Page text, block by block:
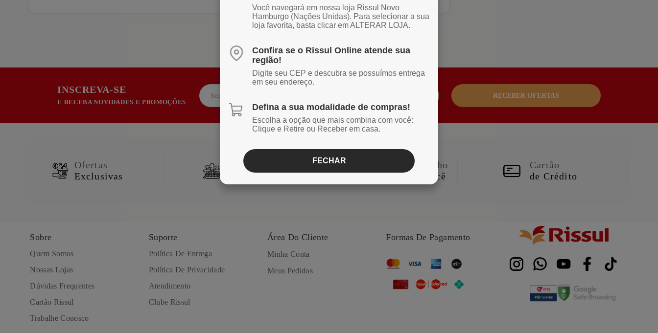
INSCREVA-SE
E RECEBA NOVIDADES E PROMOÇÕES
RECEBER OFERTAS
Ofertas
Exclusivas
Produtos
Fresquinhos
Pertinho
De você
Cartão
de Crédito
Sobre
Quem Somos
Nossas Lojas
Dúvidas Frequentes
Cartão Rissul
Trabalhe Conosco
Suporte
Política De Entrega
Política De Privacidade
Atendimento
Clube Rissul
Área Do Cliente
Minha Conta
Meus Pedidos
Formas De Pagamento
Você navegará em nossa loja Rissul Novo
Hamburgo (Nações Unidas). Para selecionar a sua
loja favorita, basta clicar em ALTERAR LOJA.
Confira se o Rissul Online atende sua
região!
Digite seu CEP e descubra se possuímos entrega
em seu endereço.
Defina a sua modalidade de compras!
Escolha a opção que mais combina com você:
Clique e Retire ou Receber em casa.
FECHAR